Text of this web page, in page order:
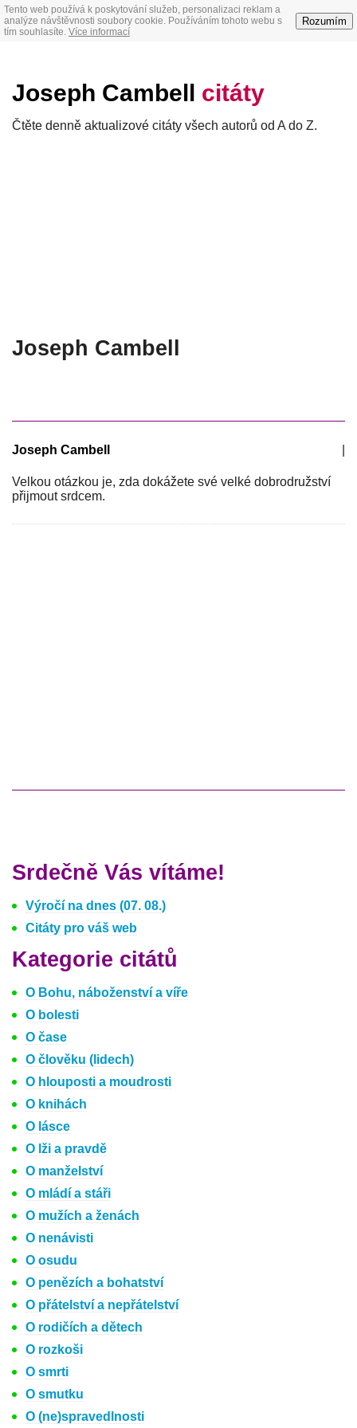
Tento web používá k poskytování služeb, personalizaci reklam a
analýze návštěvnosti soubory cookie. Používáním tohoto webu s
tím souhlasíte. Více informací
Rozumím
Joseph Cambell citáty
Čtěte denně aktualizové citáty všech autorů od A do Z.
Joseph Cambell
Joseph Cambell
Velkou otázkou je, zda dokážete své velké dobrodružství
přijmout srdcem.
Srdečně Vás vítáme!
Výročí na dnes (07. 08.)
Citáty pro váš web
Kategorie citátů
O Bohu, náboženství a víře
O bolesti
O čase
O člověku (lidech)
O hlouposti a moudrosti
O knihách
O lásce
O lži a pravdě
O manželství
O mládí a stáři
O mužích a ženách
O nenávisti
O osudu
O penězích a bohatství
O přátelství a nepřátelství
O rodičích a dětech
O rozkoši
O smrti
O smutku
O (ne)spravedlnosti